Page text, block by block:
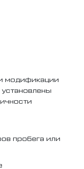
модификации
пробега или